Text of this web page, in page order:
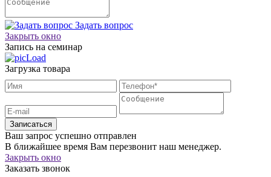
Задать вопрос
Закрыть окно
Запись на семинар
Загрузка товара
Записаться
Ваш запрос успешно отправлен
В ближайшее время Вам перезвонит наш менеджер.
Закрыть окно
Заказать звонок